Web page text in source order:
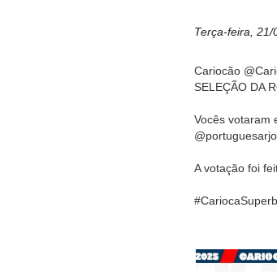
Terça-feira,
Cariocão
SELEÇÃO DA
Vocês votaram
A votação foi